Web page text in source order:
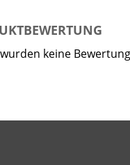
keine